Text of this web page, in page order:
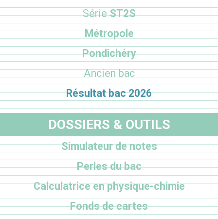
SérieST2S
Métropole
Pondichéry
Ancien bac
Résultat bac 2026
DOSSIERS & OUTILS
Simulateur de notes
Perles du bac
Calculatrice en physique-chimie
Fonds de cartes